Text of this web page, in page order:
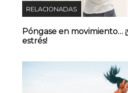
RELACIONADAS
Póngase en movimiento…
estrés!